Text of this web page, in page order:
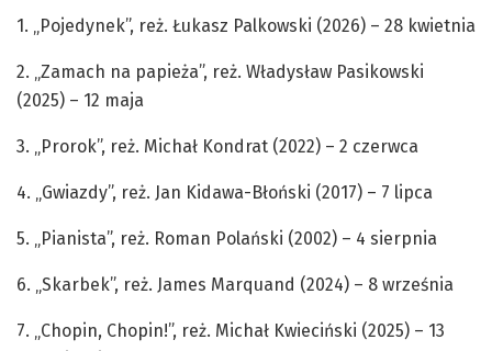
1. „Pojedynek”, reż. Łukasz Palkowski (2026) – 28 kwietnia
2. „Zamach na papieża”, reż. Władysław Pasikowski
(2025) – 12 maja
3. „Prorok”, reż. Michał Kondrat (2022) – 2 czerwca
4. „Gwiazdy”, reż. Jan Kidawa-Błoński (2017) – 7 lipca
5. „Pianista”, reż. Roman Polański (2002) – 4 sierpnia
6. „Skarbek”, reż. James Marquand (2024) – 8 września
7. „Chopin, Chopin!”, reż. Michał Kwieciński (2025) – 13